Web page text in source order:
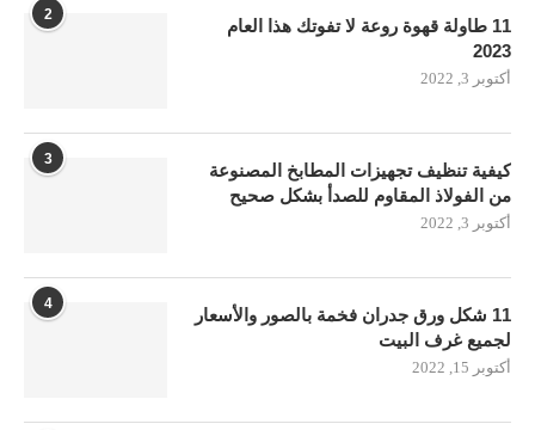
2
11 طاولة قهوة روعة لا تفوتك هذا العام
2023
أكتوبر 3, 2022
3
كيفية تنظيف تجهيزات المطابخ المصنوعة
من الفولاذ المقاوم للصدأ بشكل صحيح
أكتوبر 3, 2022
4
11 شكل ورق جدران فخمة بالصور والأسعار
لجميع غرف البيت
أكتوبر 15, 2022